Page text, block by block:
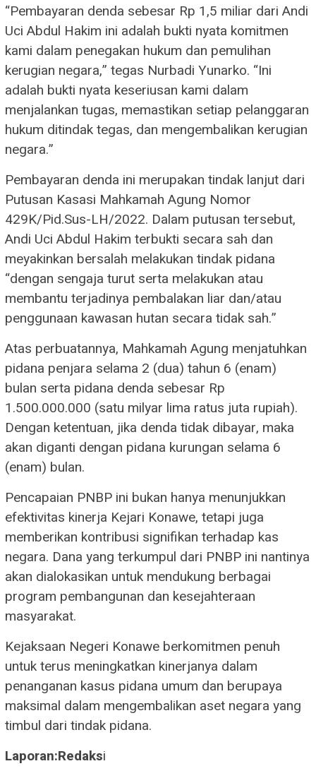
“Pembayaran denda sebesar Rp 1,5 miliar dari Andi
Uci Abdul Hakim ini adalah bukti nyata komitmen
kami dalam penegakan hukum dan pemulihan
kerugian negara,” tegas Nurbadi Yunarko. “Ini
adalah bukti nyata keseriusan kami dalam
menjalankan tugas, memastikan setiap pelanggaran
hukum ditindak tegas, dan mengembalikan kerugian
negara.”
Pembayaran denda ini merupakan tindak lanjut dari
Putusan Kasasi Mahkamah Agung Nomor
429K/Pid.Sus-LH/2022. Dalam putusan tersebut,
Andi Uci Abdul Hakim terbukti secara sah dan
meyakinkan bersalah melakukan tindak pidana
“dengan sengaja turut serta melakukan atau
membantu terjadinya pembalakan liar dan/atau
penggunaan kawasan hutan secara tidak sah.”
Atas perbuatannya, Mahkamah Agung menjatuhkan
pidana penjara selama 2 (dua) tahun 6 (enam)
bulan serta pidana denda sebesar Rp
1.500.000.000 (satu milyar lima ratus juta rupiah).
Dengan ketentuan, jika denda tidak dibayar, maka
akan diganti dengan pidana kurungan selama 6
(enam) bulan.
Pencapaian PNBP ini bukan hanya menunjukkan
efektivitas kinerja Kejari Konawe, tetapi juga
memberikan kontribusi signifikan terhadap kas
negara. Dana yang terkumpul dari PNBP ini nantinya
akan dialokasikan untuk mendukung berbagai
program pembangunan dan kesejahteraan
masyarakat.
Kejaksaan Negeri Konawe berkomitmen penuh
untuk terus meningkatkan kinerjanya dalam
penanganan kasus pidana umum dan berupaya
maksimal dalam mengembalikan aset negara yang
timbul dari tindak pidana.
Laporan:Redaksi